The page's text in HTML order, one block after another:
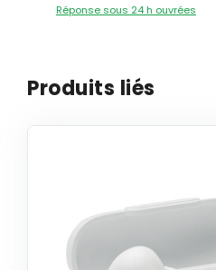
Réponse sous 24 h ouvrées
Produits liés